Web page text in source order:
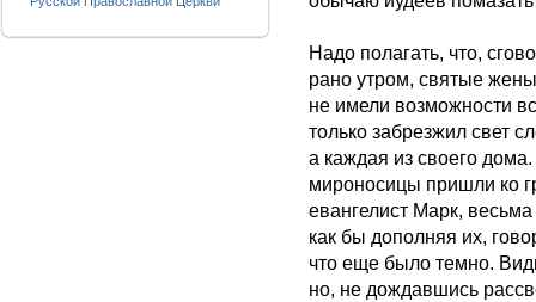
Надо полагать, что,
рано утром, святые
не имели возможности
только забрезжил свет
а каждая из своего
мироносицы пришли ко
евангелист Марк,
как бы дополняя их,
что еще было темно.
но, не дождавшись